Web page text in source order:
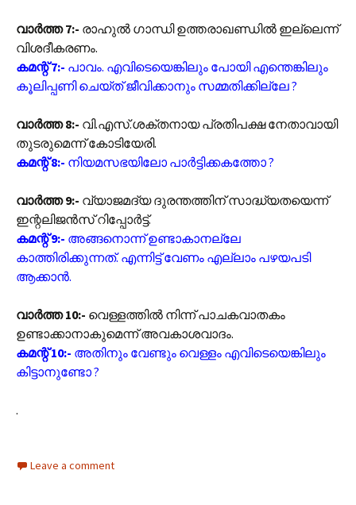
വാർത്ത 7:- രാഹുൽ ഗാന്ധി ഉത്തരാഖണ്ഡിൽ ഇല്ലെന്ന്
വിശദീകരണം.
കമന്റ് 7:- പാവം. എവിടെയെങ്കിലും പോയി എന്തെങ്കിലും
കൂലിപ്പണി ചെയ്ത് ജീവിക്കാനും സമ്മതിക്കില്ലേ ?
വാർത്ത 8:- വി.എസ്.ശക്തനായ പ്രതിപക്ഷ നേതാവായി
തുടരുമെന്ന് കോടിയേരി.
കമന്റ് 8:- നിയമസഭയിലോ പാർട്ടിക്കകത്തോ ?
വാർത്ത 9:- വ്യാജമദ്യ ദുരന്തത്തിന് സാദ്ധ്യതയെന്ന്
ഇന്റലിജൻസ് റിപ്പോർട്ട്.
കമന്റ് 9:- അങ്ങനൊന്ന് ഉണ്ടാകാനല്ലേ
കാത്തിരിക്കുന്നത്. എന്നിട്ട് വേണം എല്ലാം പഴയപടി
ആക്കാൻ.
വാർത്ത 10:- വെള്ളത്തിൽ നിന്ന് പാചകവാതകം
ഉണ്ടാക്കാനാകുമെന്ന് അവകാശവാദം.
കമന്റ് 10:- അതിനും വേണ്ടും വെള്ളം എവിടെയെങ്കിലും
കിട്ടാനുണ്ടോ ?
.
Leave a comment